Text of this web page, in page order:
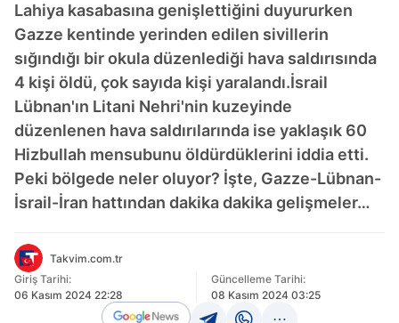
Lahiya kasabasına genişlettiğini duyururken
Gazze kentinde yerinden edilen sivillerin
sığındığı bir okula düzenlediği hava saldırısında
4 kişi öldü, çok sayıda kişi yaralandı.İsrail
Lübnan'ın Litani Nehri'nin kuzeyinde
düzenlenen hava saldırılarında ise yaklaşık 60
Hizbullah mensubunu öldürdüklerini iddia etti.
Peki bölgede neler oluyor? İşte, Gazze-Lübnan-
İsrail-İran hattından dakika dakika gelişmeler…
Takvim.com.tr
Giriş Tarihi:
06 Kasım 2024 22:28
Güncelleme Tarihi:
08 Kasım 2024 03:25